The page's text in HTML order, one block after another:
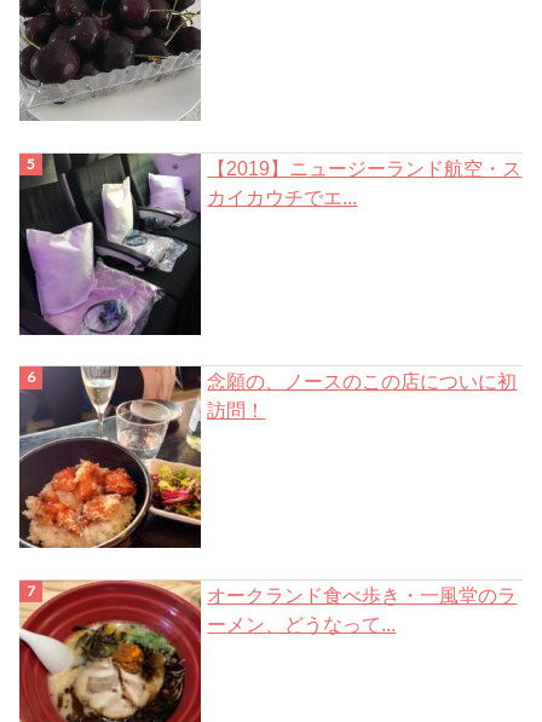
【2019】ニュージーランド航空・ス
カイカウチでエ...
念願の、ノースのこの店についに初
訪問！
オークランド食べ歩き・一風堂のラ
ーメン、どうなって...